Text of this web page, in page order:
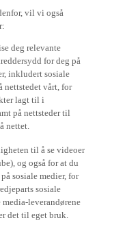
vil vi også
deg relevante
for deg på
inkludert sosiale
nettstedet vårt, for
lagt til i
på nettsteder til
nettet.
til å se videoer
og også for at du
sosiale medier, for
sosiale
leverandørene
det til eget bruk.